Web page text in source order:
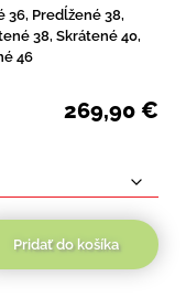
36, Predĺžené 38,
38, Skrátené 40,
46
269,90 €
Pridať do košíka